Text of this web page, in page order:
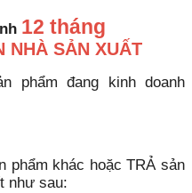
12 tháng
NHÀ SẢN XUẤT
phẩm đang kinh doanh
phẩm khác hoặc TRẢ sản
như sau: